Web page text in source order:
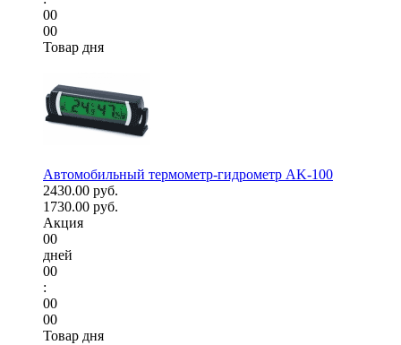
00
00
Товар дня
Автомобильный термометр-гидрометр AK-100
2430.00 руб.
1730.00 руб.
Акция
00
дней
00
:
00
00
Товар дня